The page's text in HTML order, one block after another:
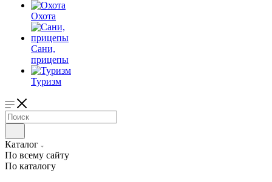
Охота
Сани,
прицепы
Туризм
Каталог
По всему сайту
По каталогу